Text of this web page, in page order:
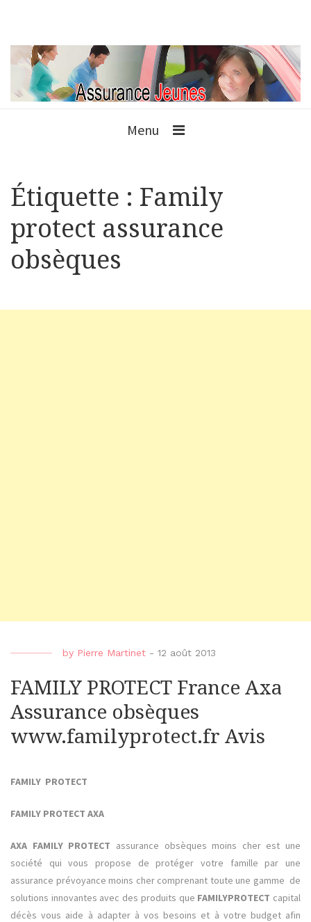
Menu
Étiquette : Family
protect assurance
obsèques
by Pierre Martinet - 12 août 2013
FAMILY PROTECT France Axa
Assurance obsèques
www.familyprotect.fr Avis
FAMILY PROTECT
FAMILY PROTECT AXA
AXA FAMILY PROTECT assurance obsèques moins cher est une
société qui vous propose de protéger votre famille par une
assurance prévoyance moins cher comprenant toute une gamme de
solutions innovantes avec des produits que FAMILYPROTECT capital
décès vous aide à adapter à vos besoins et à votre budget afin